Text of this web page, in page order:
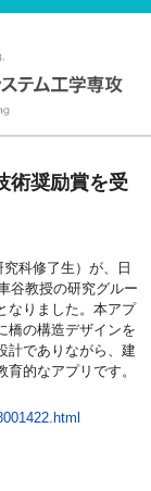
術奨励賞を受
科修了生）が、日
谷教授の研究グルー
なりました。本アプ
橋の構造デザインを
計でありながら、建
的なアプリです。